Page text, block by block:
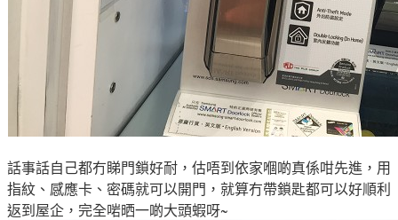
話事話自己都冇睇門鎖好耐 ，估唔到依家嗰啲真係咁先進 ， 用
指紋、感應卡、密碼就可以開門，就算冇帶鎖匙都可以好順利
返到屋企，完全啱晒一啲大頭蝦呀~